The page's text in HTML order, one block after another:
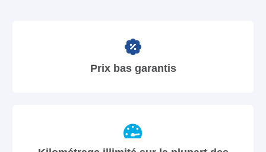
Prix bas garantis